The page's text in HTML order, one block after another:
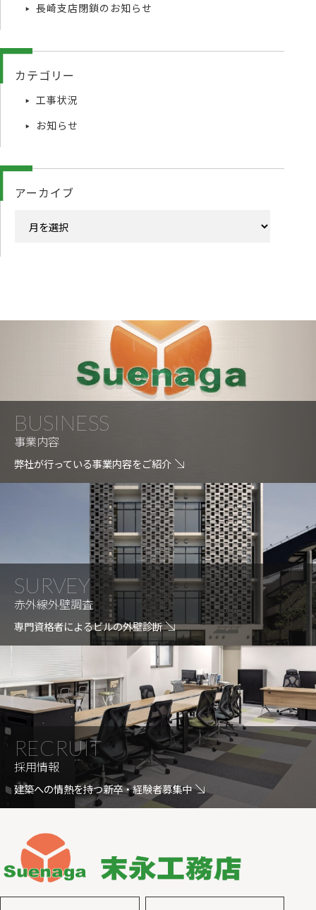
長崎支店閉鎖のお知らせ
カテゴリー
工事状況
お知らせ
アーカイブ
BUSINESS
事業内容
弊社が行っている事業内容をご紹介
SURVEY
赤外線外壁調査
専門資格者によるビルの外壁診断
RECRUIT
採用情報
建築への情熱を持つ新卒・経験者募集中